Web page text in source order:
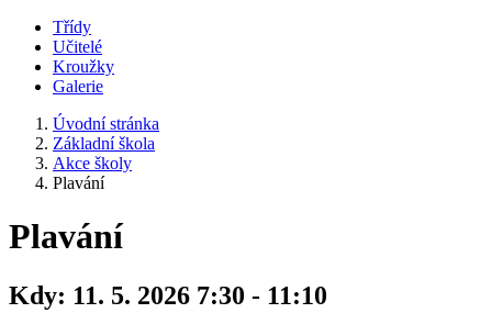
Třídy
Učitelé
Kroužky
Galerie
Úvodní stránka
Základní škola
Akce školy
Plavání
Plavání
Kdy: 11. 5. 2026 7:30 - 11:10